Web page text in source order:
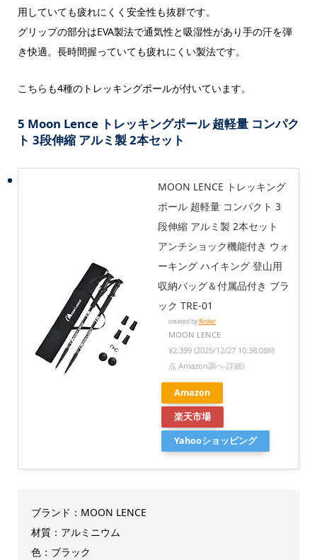
用していても疲れにくく安全性も抜群です。
グリップの部分はEVA製法で通気性と吸湿性があり手の汗を弾
き快適。長時間握っていても疲れにくい製法です。
こちらも4種のトレッキングポールが付いています。
5 Moon Lence トレッキングポール 超軽量 コンパク
ト 3段伸縮 アルミ製 2本セット
MOON LENCE トレッキング
ポール 超軽量 コンパクト 3
段伸縮 アルミ製 2本セット
アンチショック機能付き ウォ
ーキング ハイキング 登山用
収納バッグ＆付属品付き ブラ
ック TRE-01
created by Rinker
MOON LENCE
¥2,399 (2025/12/27 10:38:08時
点 Amazon調べ-詳細)
Amazon
楽天市場
Yahooショッピング
ブランド：MOON LENCE
材質：アルミニウム
色：ブラック